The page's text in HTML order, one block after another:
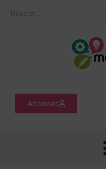
Acceder